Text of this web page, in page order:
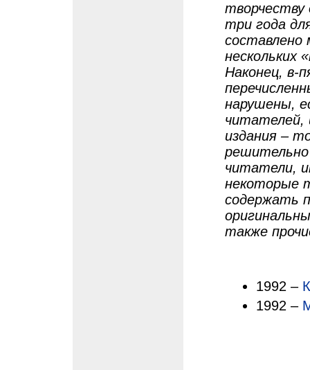
творчеству
три года
составлено
нескольких
Наконец, в-
нарушены,
читателей,
издания –
читатели,
некоторые
содержать
также
1992 –
1992 –